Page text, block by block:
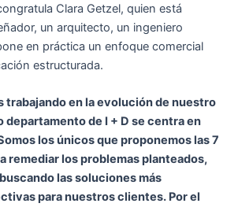
Clara Getzel, quien está
un arquitecto, un ingeniero
en práctica un enfoque comercial
estructurada.
trabajando en la evolución de nuestro
de I + D se centra en
los únicos que proponemos las 7
remediar los problemas planteados,
las soluciones más
para nuestros clientes. Por el